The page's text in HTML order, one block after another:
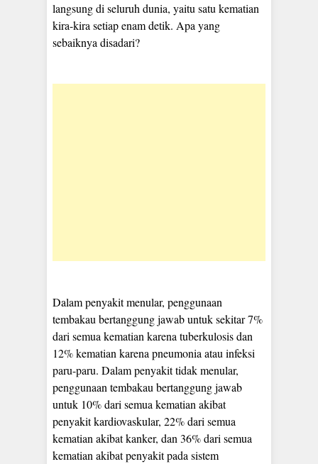
langsung di seluruh dunia, yaitu satu kematian
kira-kira setiap enam detik. Apa yang
sebaiknya disadari?
Dalam penyakit menular, penggunaan
tembakau bertanggung jawab untuk sekitar 7%
dari semua kematian karena tuberkulosis dan
12% kematian karena pneumonia atau infeksi
paru-paru. Dalam penyakit tidak menular,
penggunaan tembakau bertanggung jawab
untuk 10% dari semua kematian akibat
penyakit kardiovaskular, 22% dari semua
kematian akibat kanker, dan 36% dari semua
kematian akibat penyakit pada sistem